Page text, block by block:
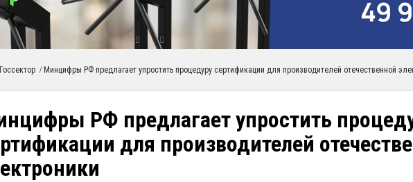
Госсектор / Минцифры РФ предлагает упростить процедуру сертификации для производителей отечественной
РФ предлагает упростить
для производителей